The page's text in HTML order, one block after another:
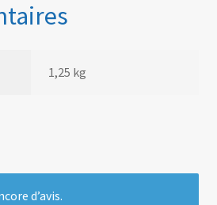
1,25 kg
d’avis.